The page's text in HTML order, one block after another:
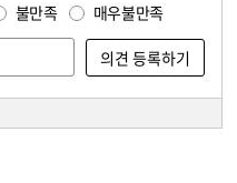
불만족 매우불만족